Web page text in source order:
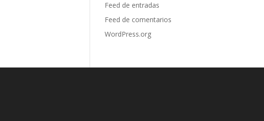
Feed de entradas
Feed de comentarios
WordPress.org